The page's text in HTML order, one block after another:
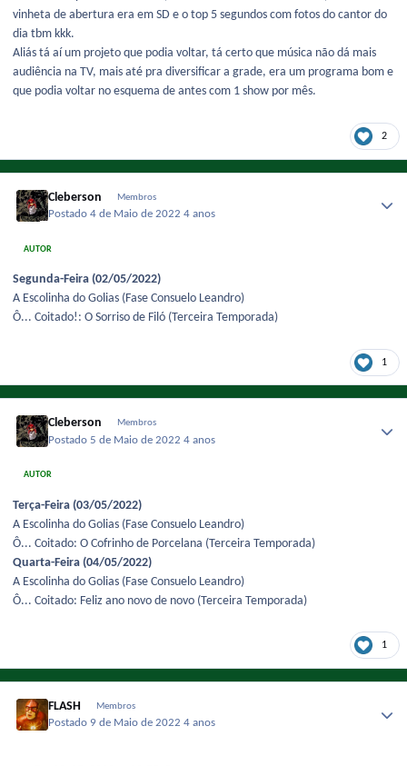
vinheta de abertura era em SD e o top 5 segundos com fotos do cantor do
dia tbm kkk.
Aliás tá aí um projeto que podia voltar, tá certo que música não dá mais
audiência na TV, mais até pra diversificar a grade, era um programa bom e
que podia voltar no esquema de antes com 1 show por mês.
2
Cleberson Membros
Postado4 de Maio de 20224 anos
AUTOR
Segunda-Feira (02/05/2022)
A Escolinha do Golias (Fase Consuelo Leandro)
Ô... Coitado!: O Sorriso de Filó (Terceira Temporada)
1
Cleberson Membros
Postado 5 de Maio de 20224 anos
AUTOR
Terça-Feira (03/05/2022)
A Escolinha do Golias (Fase Consuelo Leandro)
Ô... Coitado: O Cofrinho de Porcelana (Terceira Temporada)
Quarta-Feira (04/05/2022)
A Escolinha do Golias (Fase Consuelo Leandro)
Ô... Coitado: Feliz ano novo de novo (Terceira Temporada)
1
FLASH Membros
Postado 9 de Maio de 20224 anos